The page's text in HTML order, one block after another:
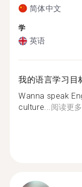
简体中文
学
英语
我的语言学习目
Wanna speak
culture...阅读更多